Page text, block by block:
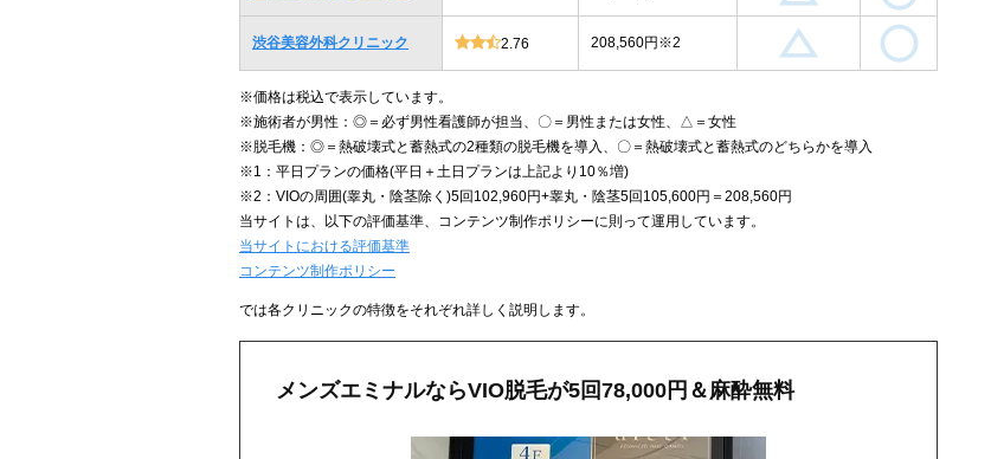
渋谷美容外科クリニック 2.76 208,560円※2
※価格は税込で表示しています。
※施術者が男性：◎＝必ず男性看護師が担当、〇＝男性または女性、△＝女性
※脱毛機：◎＝熱破壊式と蓄熱式の2種類の脱毛機を導入、〇＝熱破壊式と蓄熱式のどちらかを導入
※1：平日プランの価格(平日＋土日プランは上記より10％増)
※2：VIOの周囲(睾丸・陰茎除く)5回102,960円+睾丸・陰茎5回105,600円＝208,560円
当サイトは、以下の評価基準、コンテンツ制作ポリシーに則って運用しています。
当サイトにおける評価基準
コンテンツ制作ポリシー
では各クリニックの特徴をそれぞれ詳しく説明します。
メンズエミナルならVIO脱毛が5回78,000円＆麻酔無料